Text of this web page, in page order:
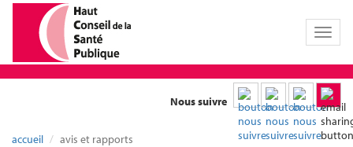
Toggle
Nous suivre
accueil avis et rapports